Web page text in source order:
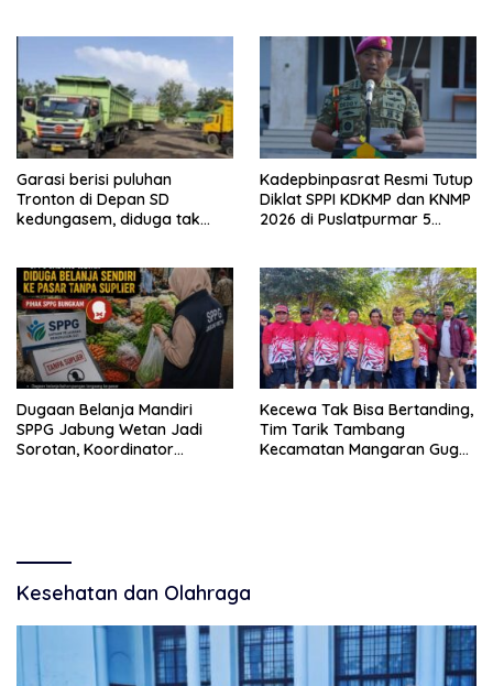
Garasi berisi puluhan
Tronton di Depan SD
kedungasem, diduga tak
Kadepbinpasrat Resmi Tutup
Diklat SPPI KDKMP dan KNMP
2026 di Puslatpurmar 5
Dugaan Belanja Mandiri
SPPG Jabung Wetan Jadi
Sorotan, Koordinator
Kecewa Tak Bisa Bertanding,
Tim Tarik Tambang
Kecamatan Mangaran Gugur
Kesehatan dan Olahraga